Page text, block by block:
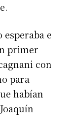
e
primer
con
para
habían